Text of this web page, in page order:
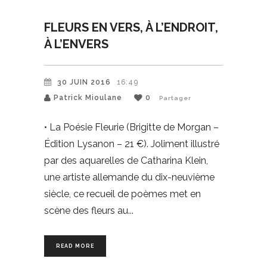
FLEURS EN VERS, À L’ENDROIT,
À L’ENVERS
30 JUIN 2016
16:49
Patrick Mioulane
0 Partager
• La Poésie Fleurie (Brigitte de Morgan –
Édition Lysanon – 21 €). Joliment illustré
par des aquarelles de Catharina Klein,
une artiste allemande du dix-neuvième
siècle, ce recueil de poèmes met en
scène des fleurs au
READ MORE